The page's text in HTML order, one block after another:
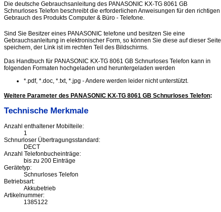
Die deutsche Gebrauchsanleitung des PANASONIC KX-TG 8061 GB
Schnurloses Telefon beschreibt die erforderlichen Anweisungen für den richtigen
Gebrauch des Produkts Computer & Büro - Telefone.
Sind Sie Besitzer eines PANASONIC telefone und besitzen Sie eine
Gebrauchsanleitung in elektronischer Form, so können Sie diese auf dieser Seite
speichern, der Link ist im rechten Teil des Bildschirms.
Das Handbuch für PANASONIC KX-TG 8061 GB Schnurloses Telefon kann in
folgenden Formaten hochgeladen und heruntergeladen werden
*.pdf, *.doc, *.txt, *.jpg - Andere werden leider nicht unterstützt.
Weitere Parameter des PANASONIC KX-TG 8061 GB Schnurloses Telefon:
Technische Merkmale
Anzahl enthaltener Mobilteile:
1
Schnurloser Übertragungsstandard:
DECT
Anzahl Telefonbucheinträge:
bis zu 200 Einträge
Gerätetyp:
Schnurloses Telefon
Betriebsart:
Akkubetrieb
Artikelnummer:
1385122